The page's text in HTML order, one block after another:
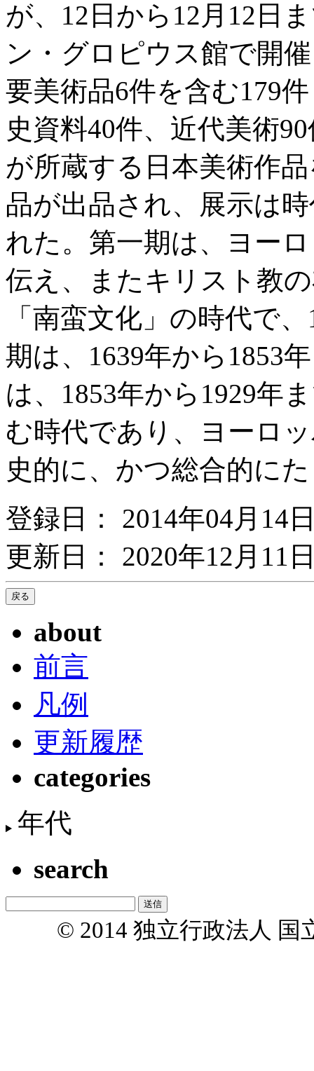
が、12日から12月12日
ン・グロピウス館で開
要美術品6件を含む179
史資料40件、近代美術
が所蔵する日本美術作
品が出品され、展示は
れた。第一期は、ヨー
伝え、またキリスト教
「南蛮文化」の時代で
期は、1639年から1853
は、1853年から1929年
む時代であり、ヨーロ
史的に、かつ総合的に
登録日： 2014年04月14
更新日： 2020年12月11
about
前言
凡例
更新履歴
categories
年代
search
© 2014 独立行政法人 国